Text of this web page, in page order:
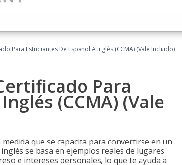
Para Estudiantes De Español A Inglés (CCMA) (Vale Incluido)
Para
(CCMA) (Vale
que se capacita para convertirse en un
se basa en ejemplos reales de lugares
e intereses personales, lo que te ayuda a